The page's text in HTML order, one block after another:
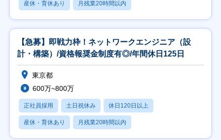
産休・育休あり 月残業20時間以内
【急募】即戦力枠！ネットワークエンジニア（設
計・構築）/資格報奨金制度有◎/年間休日125日
東京都
600万~800万
正社員採用 土日祝休み 休日120日以上
産休・育休あり 月残業20時間以内